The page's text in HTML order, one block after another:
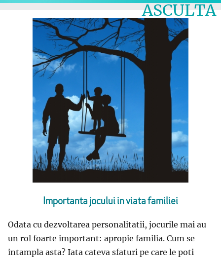
ASCULTA
LIVE
Importanta jocului in viata familiei
Odata cu dezvoltarea personalitatii, jocurile mai au
un rol foarte important: apropie familia. Cum se
intampla asta? Iata cateva sfaturi pe care le poti